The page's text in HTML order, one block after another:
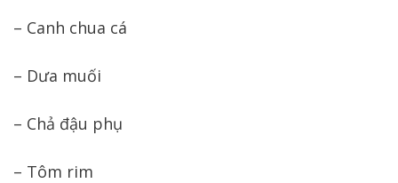
– Canh chua cá
– Dưa muối
– Chả đậu phụ
– Tôm rim